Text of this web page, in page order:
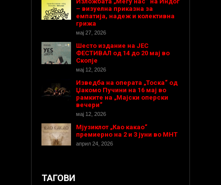
– визуелна приказна за
емпатија, надеж и колективна
грижа
мај 27, 2026
Шесто издание на ЈЕС
ФЕСТИВАЛ од 14 до 20 мај во
Скопје
мај 12, 2026
Изведба на операта „Тоска“ од
Џакомо Пучини на 16 мај во
рамките на „Мајски оперски
вечери“
мај 12, 2026
Мјузиклот „Као какао“
премиерно на 2 и 3 јуни во МНТ
април 24, 2026
ТАГОВИ